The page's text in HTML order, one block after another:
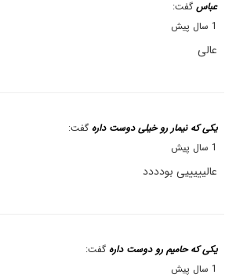
عباس گفت:
1 سال پیش
عالی
یکی که نیمار رو خیلی دوست داره گفت:
1 سال پیش
عالیییییی بودددد
یکی که حامیم رو دوست داره گفت:
1 سال پیش